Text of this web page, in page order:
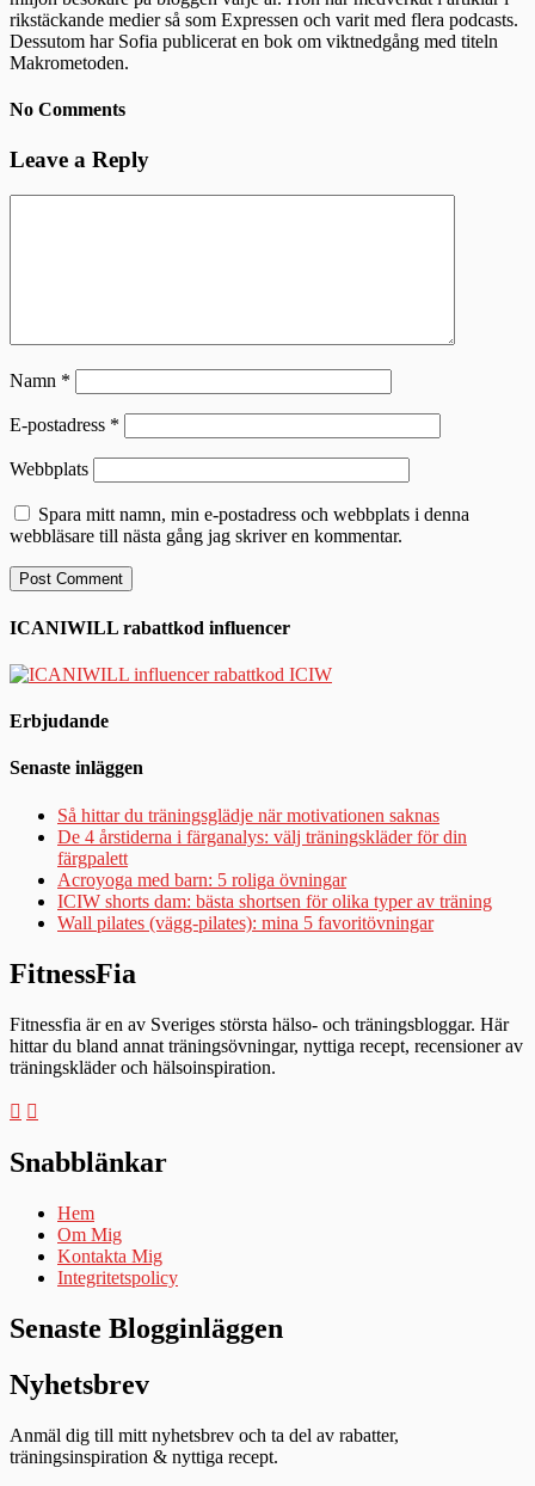
rikstäckande medier så som Expressen och varit med flera podcasts.
Dessutom har Sofia publicerat en bok om viktnedgång med titeln
Makrometoden.
No Comments
Leave a Reply
Namn *
E-postadress *
Webbplats
Spara mitt namn, min e-postadress och webbplats i denna
webbläsare till nästa gång jag skriver en kommentar.
ICANIWILL rabattkod influencer
Erbjudande
Senaste inläggen
Så hittar du träningsglädje när motivationen saknas
De 4 årstiderna i färganalys: välj träningskläder för din
färgpalett
Acroyoga med barn: 5 roliga övningar
ICIW shorts dam: bästa shortsen för olika typer av träning
Wall pilates (vägg-pilates): mina 5 favoritövningar
FitnessFia
Fitnessfia är en av Sveriges största hälso- och träningsbloggar. Här
hittar du bland annat träningsövningar, nyttiga recept, recensioner av
träningskläder och hälsoinspiration.
Snabblänkar
Hem
Om Mig
Kontakta Mig
Integritetspolicy
Senaste Blogginläggen
Nyhetsbrev
Anmäl dig till mitt nyhetsbrev och ta del av rabatter,
träningsinspiration & nyttiga recept.